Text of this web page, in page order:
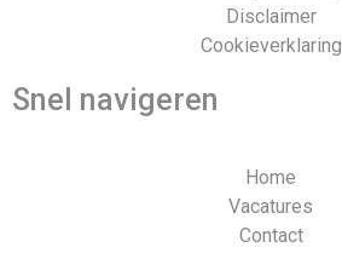
Disclaimer
Cookieverklaring
Snel navigeren
Home
Vacatures
Contact